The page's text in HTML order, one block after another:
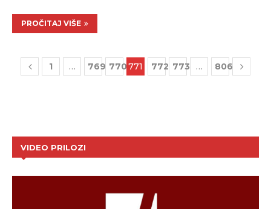
PROČITAJ VIŠE
1 … 769 770771 772 773 … 806
VIDEO PRILOZI